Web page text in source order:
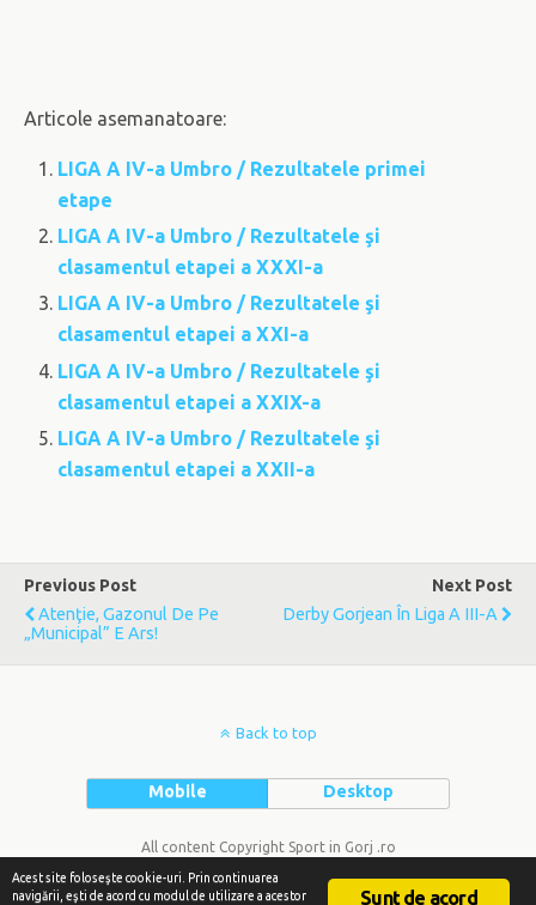
Articole asemanatoare:
LIGA A IV-a Umbro / Rezultatele primei
etape
LIGA A IV-a Umbro / Rezultatele şi
clasamentul etapei a XXXI-a
LIGA A IV-a Umbro / Rezultatele şi
clasamentul etapei a XXI-a
LIGA A IV-a Umbro / Rezultatele şi
clasamentul etapei a XXIX-a
LIGA A IV-a Umbro / Rezultatele şi
clasamentul etapei a XXII-a
Previous Post
Atenţie, Gazonul De Pe
„Municipal” E Ars!
Next Post
Derby Gorjean În Liga A III-A
Back to top
Mobile Desktop
All content Copyright Sport in Gorj .ro
Sunt de acord
Acest site foloseşte cookie-uri. Prin continuarea
navigării, eşti de acord cu modul de utilizare a acestor